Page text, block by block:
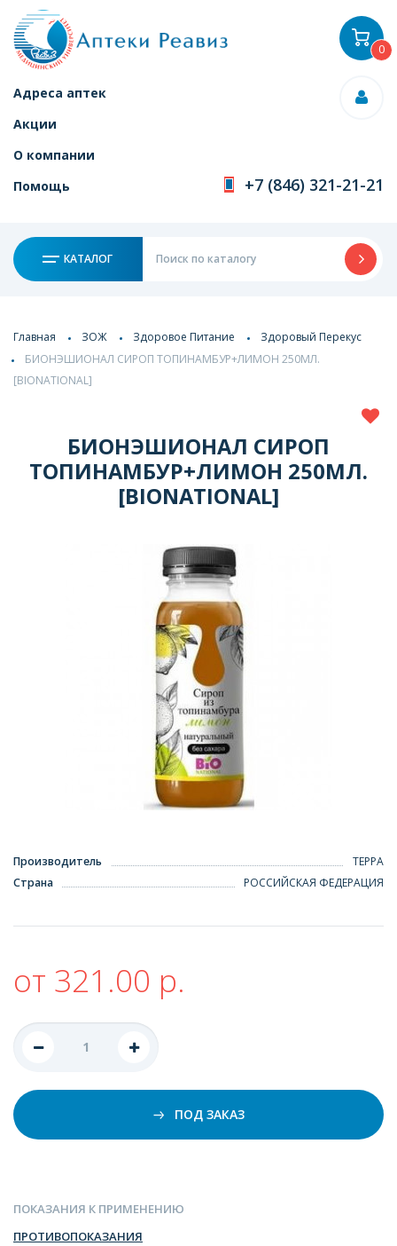
Адреса аптек
Акции
О компании
Помощь
+7 (846) 321-21-21
КАТАЛОГ
0
Главная ЗОЖ Здоровое Питание
Здоровый Перекус
БИОНЭШИОНАЛ СИРОП ТОПИНАМБУР+ЛИМОН 250МЛ.
[BIONATIONAL]
БИОНЭШИОНАЛ СИРОП
ТОПИНАМБУР+ЛИМОН 250МЛ.
[BIONATIONAL]
Производитель
ТЕРРА
Страна
РОССИЙСКАЯ ФЕДЕРАЦИЯ
от 321.00 р.
ПОД ЗАКАЗ
ПОКАЗАНИЯ К ПРИМЕНЕНИЮ
ПРОТИВОПОКАЗАНИЯ